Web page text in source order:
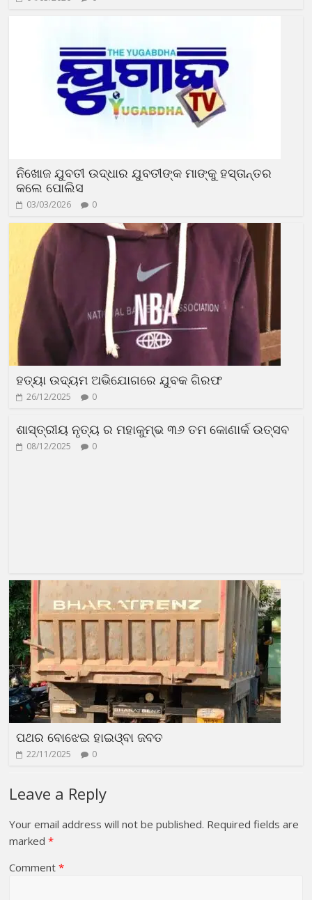
ନିଖୋଜ ଯୁବତୀ ଉଦ୍ଧାର ଯୁବତୀଙ୍କ ମାଙ୍କୁ ହସ୍ତାନ୍ତର
କଲେ ପୋଲିସ
03/03/2026 0
ହତ୍ୟା ଉଦ୍ୟମ ଅଭିଯୋଗରେ ଯୁବକ ଗିରଫ
26/12/2025 0
ଶାସ୍ତ୍ରୀୟ ନୃତ୍ୟ ର ମହାକୁମ୍ଭ ୩୬ ତମ କୋଣାର୍କ ଉତ୍ସବ
08/12/2025 0
ପଥର ବୋଝେଇ ହାଇଓ୍ବା ଜବତ
22/11/2025 0
Leave a Reply
Your email address will not be published. Required fields are
marked*
Comment*